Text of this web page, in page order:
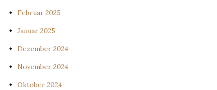
Februar 2025
Januar 2025
Dezember 2024
November 2024
Oktober 2024